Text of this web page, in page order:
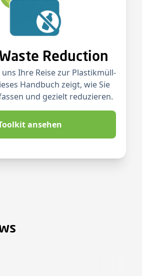
Reduction
Ihre Reise zur Plastikmüll-
Handbuch zeigt, wie Sie
und gezielt reduzieren.
ansehen